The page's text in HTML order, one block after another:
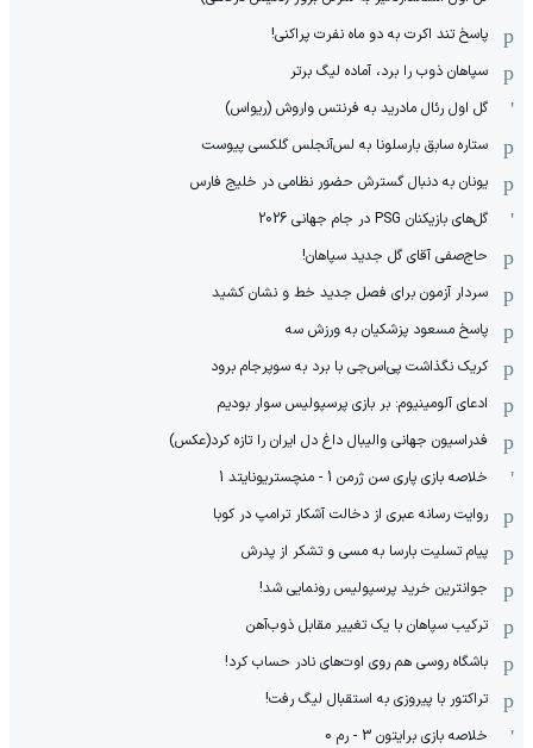
پاسخ تند اکرت به دو ماه نفرت پراکنی!
سپاهان ذوب را برد، آماده لیگ برتر
گل اول رئال مادرید به فرنتس واروش (ریواس)
ستاره سابق بارسلونا به لس‌آنجلس گلکسی پیوست
یونان به دنبال گسترش حضور نظامی در خلیج فارس
گل‌های بازیکنان PSG در جام جهانی 2026
حاج‌صفی آقای گل جدید سپاهان!
سردار آزمون برای فصل جدید خط و نشان کشید
پاسخ مسعود پزشکیان به ورزش سه
کریک نگذاشت پی‌اس‌جی با برد به سوپرجام برود
ادعای آلومینیوم: بر بازی پرسپولیس سوار بودیم
فدراسیون جهانی والیبال داغ دل ایران را تازه کرد(عکس)
خلاصه بازی پاری سن ژرمن 1 - منچستریونایتد 1
روایت رسانه عبری از دخالت آشکار ترامپ در کوبا
پیام تسلیت بارسا به مسی و تشکر از پدرش
جوانترین خرید پرسپولیس رونمایی شد!
ترکیب سپاهان با یک تغییر مقابل ذوب‌آهن
باشگاه روسی هم روی اوت‌های نادر حساب کرد!
تراکتور با پیروزی به استقبال لیگ رفت!
خلاصه بازی برایتون 3 - رم 0